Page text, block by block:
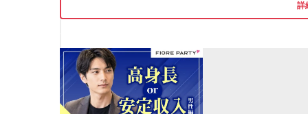
詳